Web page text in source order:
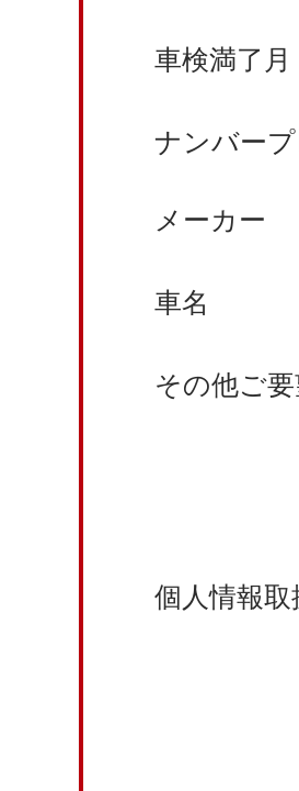
車検満了月
ナンバープ
メーカー
車名
その他ご
個人情報取